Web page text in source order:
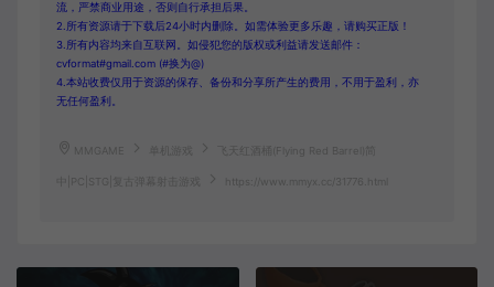
流，严禁商业用途，否则自行承担后果。
2.所有资源请于下载后24小时内删除。如需体验更多乐趣，请购买正版！
3.所有内容均来自互联网。如侵犯您的版权或利益请发送邮件：
cvformat#gmail.com (#换为@)
4.本站收费仅用于资源的保存、备份和分享所产生的费用，不用于盈利，亦
无任何盈利。
MMGAME 飞天红酒桶(Flying Red Barrel)简
中|PC|STG|复古弹幕射击游戏 https://www.mmyx.cc/31776.html